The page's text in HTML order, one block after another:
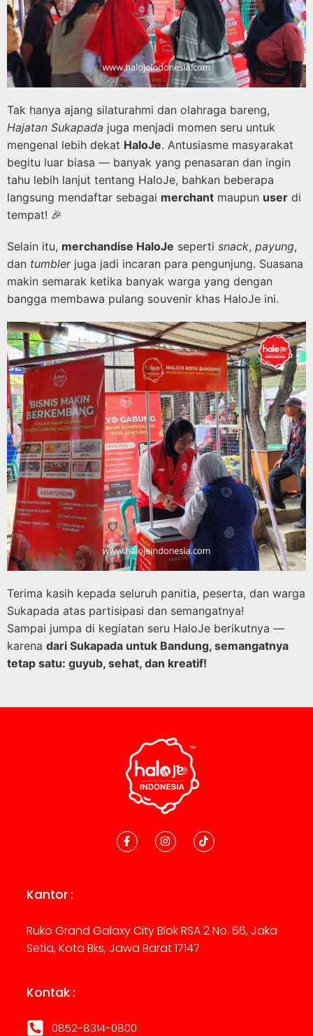
Tak hanya ajang silaturahmi dan olahraga bareng,
Hajatan Sukapada juga menjadi momen seru untuk
mengenal lebih dekat HaloJe. Antusiasme masyarakat
begitu luar biasa — banyak yang penasaran dan ingin
tahu lebih lanjut tentang HaloJe, bahkan beberapa
langsung mendaftar sebagai merchant maupun user di
tempat! 🎉
Selain itu, merchandise HaloJe seperti snack, payung,
dan tumblerjuga jadi incaran para pengunjung. Suasana
makin semarak ketika banyak warga yang dengan
bangga membawa pulang souvenir khas HaloJe ini.
Terima kasih kepada seluruh panitia, peserta, dan warga
Sukapada atas partisipasi dan semangatnya!
Sampai jumpa di kegiatan seru HaloJe berikutnya —
karena dari Sukapada untuk Bandung, semangatnya
tetap satu: guyub, sehat, dan kreatif!
Kantor :
Ruko Grand Galaxy City Blok RSA 2 No. 66, Jaka
Setia, Kota Bks, Jawa Barat 17147
Kontak :
0852-8314-0800